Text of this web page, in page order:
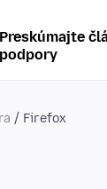
Preskúmajte
podpory
Firefox